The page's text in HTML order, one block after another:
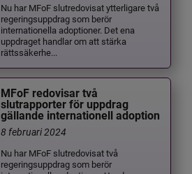
Nu har MFoF slutredovisat ytterligare två
regeringsuppdrag som berör
internationella adoptioner. Det ena
uppdraget handlar om att stärka
rättssäkerhe...
MFoF redovisar två
slutrapporter för uppdrag
gällande internationell adoption
8 februari 2024
Nu har MFoF slutredovisat två
regeringsuppdrag som berör